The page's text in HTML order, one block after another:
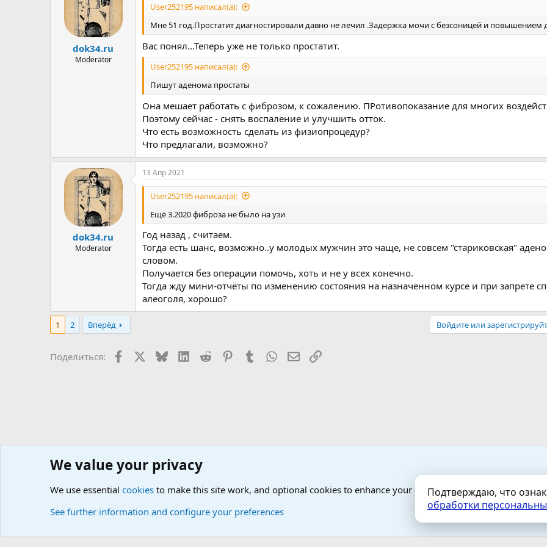
dok34.ru
Moderator
User252195 написал(а):
Мне 51 год.Простатит диагностировали давно не лечил .Задержка мочи с безсоницей и повышением
Вас понял...Теперь уже не только простатит.
User252195 написал(а):
Пишут аденома простаты
Она мешает работать с фиброзом, к сожалению. ПРотивопоказание для многих
Поэтому сейчас - снять воспаление и улучшить отток.
Что есть возможность сделать из физиопроцедур?
Что предлагали, возможно?
dok34.ru
Moderator
13 Апр 2021
User252195 написал(а):
Ещё 3.2020 фиброза не было на узи
Год назад , считаем.
Тогда есть шанс, возможно..у молодых мужчин это чаще, не совсем "стариковская"
словом.
Получается без операции помочь, хоть и не у всех конечно.
Тогда жду мини-отчёты по изменению состояния на назначенном курсе и при запрете
алеоголя, хорошо?
1 2 Вперёд Войдите или
Поделиться: Facebook BlueskyLinkedInReddit PinterestTumblrWhatsAppЭлектронная почта
Ссылка
Сайт доктора Мостовского Форумы
Контактная форма Условия и правила
We value your privacy
We use essential cookies to make this site work, and optional cookies to enhance your experience.
See further information and configure your preferences
Подтверждаю, что
обработки